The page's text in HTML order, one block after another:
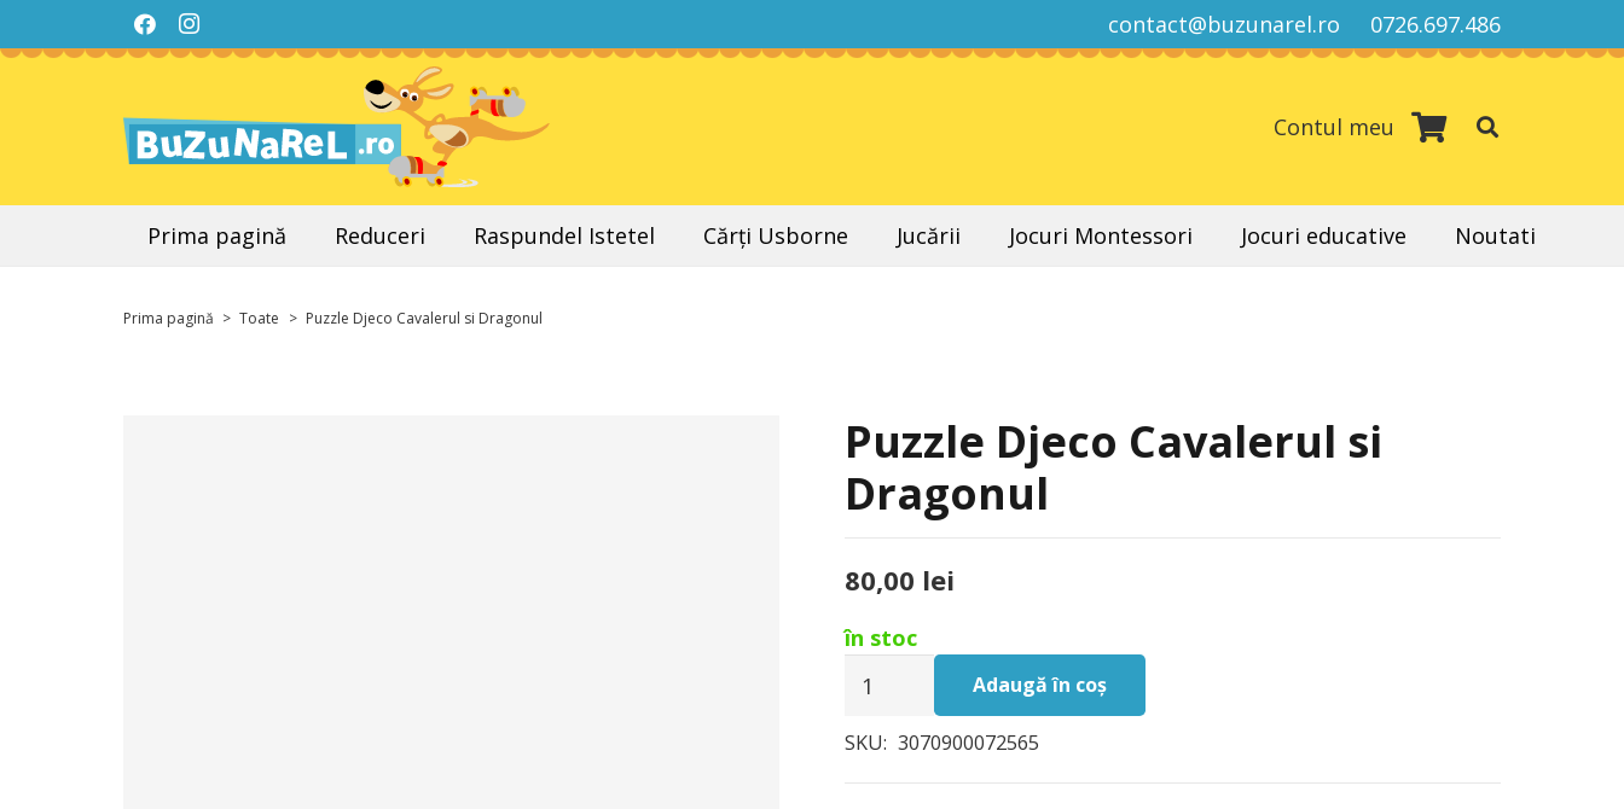
contact@buzunarel.ro 0726.697.486
Contul meu
Prima pagină Reduceri Raspundel Istetel Cărți Usborne Jucării Jocuri Montessori Jocuri educative Noutati
Prima pagină > Toate > Puzzle Djeco Cavalerul si Dragonul
Puzzle Djeco Cavalerul si
Dragonul
80,00 lei
în stoc
Puzzle
Djeco
Adaugă în coș
SKU: 3070900072565